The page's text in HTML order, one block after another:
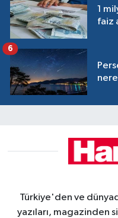
1
faiz
6
Türkiye'den ve
yazıları, magazinden